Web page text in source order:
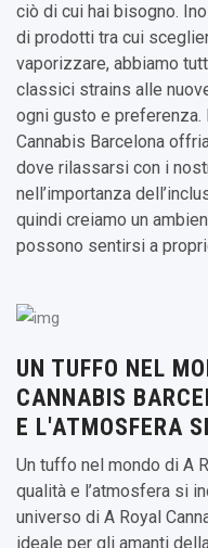
ciò di cui hai bisogno.
di prodotti tra cui
vaporizzare, abbiamo
classici strains alle
ogni gusto e
Cannabis Barcelona
dove rilassarsi con i
nell’importanza
quindi creiamo un
possono sentirsi a
UN TUFFO NEL
CANNABIS
E L'ATMOSFERA
Un tuffo nel mondo di A
qualità e l’atmosfera si
universo di A Royal
ideale per gli amanti